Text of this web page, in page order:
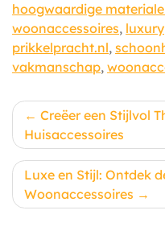
hoogwaardige
woonaccessoires, luxury
prikkelpracht.nl,
vakmanschap,
Creëer een Stijlvol
Huisaccessoires
Luxe en Stijl: Ontdek
Woonaccessoires